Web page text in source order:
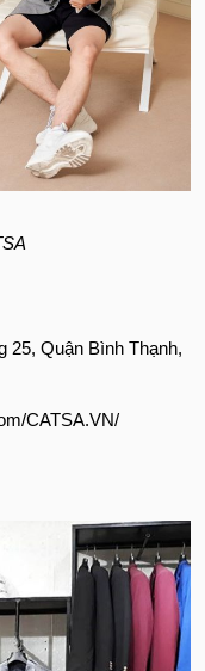
25, Quận Bình Thạnh,
CATSA.VN/